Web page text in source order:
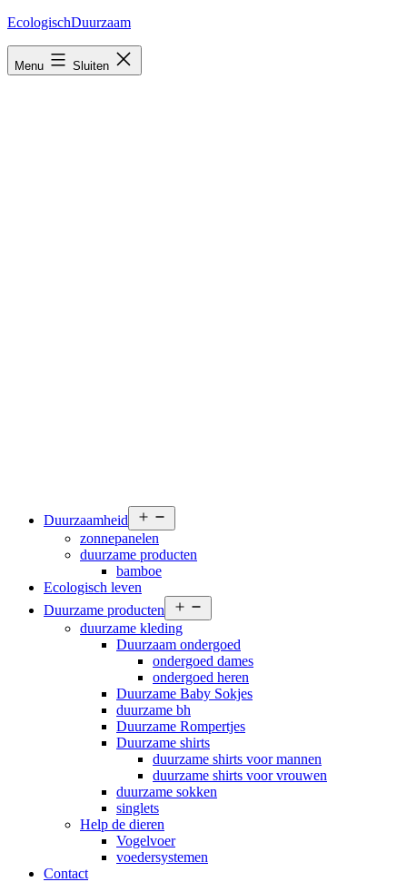
Ga
inhoud
EcologischDuurzaam
Menu Sluiten
Duurzaamheid
menu
zonnepanelen
duurzame producten
bamboe
Ecologisch leven
Duurzame producten
menu
duurzame kleding
Duurzaam ondergoed
ondergoed dames
ondergoed heren
Duurzame Baby Sokjes
duurzame bh
Duurzame Rompertjes
Duurzame shirts
duurzame shirts voor mannen
duurzame shirts voor vrouwen
duurzame sokken
singlets
Help de dieren
Vogelvoer
voedersystemen
Contact